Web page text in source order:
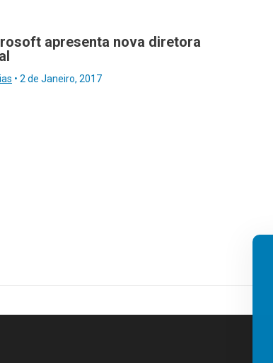
apresenta nova diretora
• 2 de Janeiro, 2017